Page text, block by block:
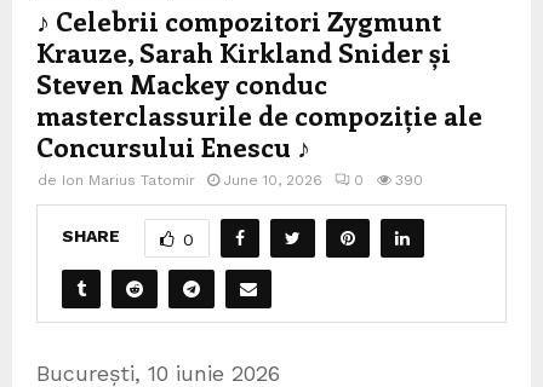
♪ Celebrii compozitori Zygmunt
Krauze, Sarah Kirkland Snider și
Steven Mackey conduc
masterclassurile de compoziție ale
Concursului Enescu ♪
de Ion Marius Tatomir June 10, 2026 0 390
SHARE 0
București, 10 iunie 2026